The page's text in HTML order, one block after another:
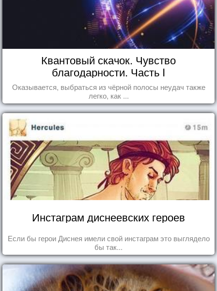
Квантовый скачок. Чувство
благодарности. Часть I
Оказывается, выбраться из чёрной полосы неудач также
легко, как ...
Инстаграм диснеевских героев
Если бы герои Диснея имели свой инстаграм это выглядело
бы так...